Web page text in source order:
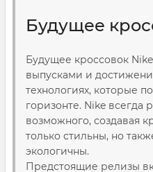
Будущее
Будущее кроссовок
выпусками и
технологиях, которые
горизонте. Nike всегда
возможного, создавая
только стильны, но
экологичны.
Предстоящие релизы